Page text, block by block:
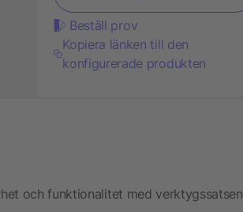
Beställ prov
Kopiera länken till den
konfigurerade produkten
och funktionalitet med verktygssatsen